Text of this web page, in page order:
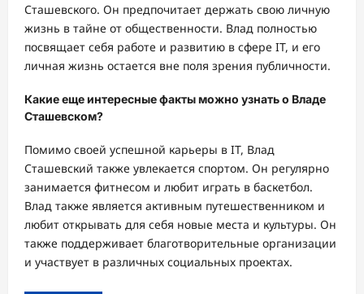
Сташевского. Он предпочитает держать свою личную
жизнь в тайне от общественности. Влад полностью
посвящает себя работе и развитию в сфере IT, и его
личная жизнь остается вне поля зрения публичности.
Какие еще интересные факты можно узнать о Владе
Сташевском?
Помимо своей успешной карьеры в IT, Влад
Сташевский также увлекается спортом. Он регулярно
занимается фитнесом и любит играть в баскетбол.
Влад также является активным путешественником и
любит открывать для себя новые места и культуры. Он
также поддерживает благотворительные организации
и участвует в различных социальных проектах.